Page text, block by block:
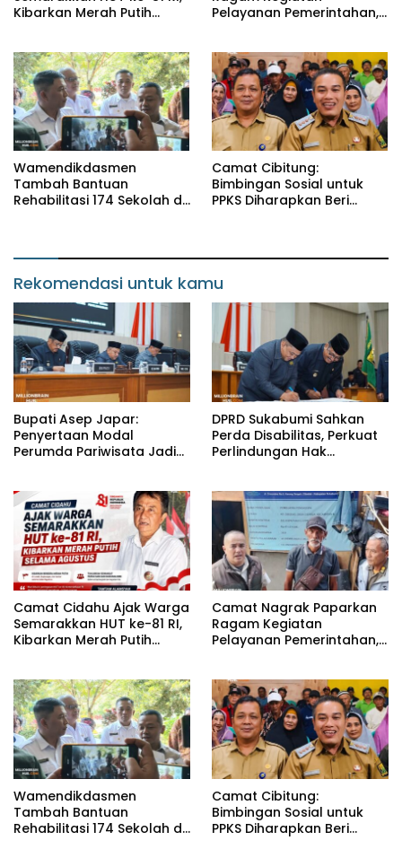
Kibarkan Merah Putih
Pelayanan Pemerintahan,
Wamendikdasmen
Tambah Bantuan
Rehabilitasi 174 Sekolah di
Camat Cibitung:
Bimbingan Sosial untuk
PPKS Diharapkan Beri
Rekomendasi untuk kamu
Bupati Asep Japar:
Penyertaan Modal
Perumda Pariwisata Jadi
DPRD Sukabumi Sahkan
Perda Disabilitas, Perkuat
Perlindungan Hak
Camat Cidahu Ajak Warga
Semarakkan HUT ke-81 RI,
Kibarkan Merah Putih
Camat Nagrak Paparkan
Ragam Kegiatan
Pelayanan Pemerintahan,
Wamendikdasmen
Tambah Bantuan
Rehabilitasi 174 Sekolah di
Camat Cibitung:
Bimbingan Sosial untuk
PPKS Diharapkan Beri